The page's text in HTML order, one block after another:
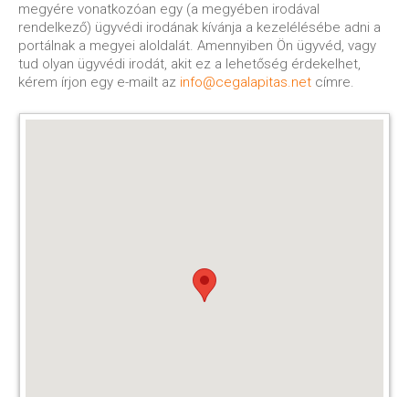
ÁTALAKULÁS
TEÁOR SZÁMOK '08
ENGEDÉLYKÖTELES
KAPCSOLAT
megyére vonatkozóan egy (a megyében irodával
rendelkező) ügyvédi irodának kívánja a kezelélésébe adni a
portálnak a megyei aloldalát. Amennyiben Ön ügyvéd, vagy
tud olyan ügyvédi irodát, akit ez a lehetőség érdekelhet,
kérem írjon egy e-mailt az info@cegalapitas.net címre.